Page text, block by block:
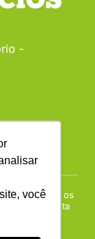
você
-
Todos os
conteúdo desta
ou